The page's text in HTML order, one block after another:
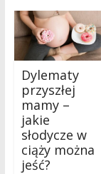
Dylematy
przyszłej
mamy –
jakie
słodycze w
ciąży można
jeść?